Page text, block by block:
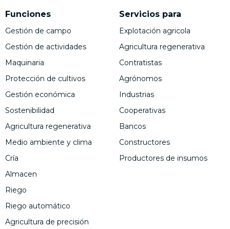
Funciones
Gestión de campo
Gestión de actividades
Maquinaria
Protección de cultivos
Gestión económica
Sostenibilidad
Agricultura regenerativa
Medio ambiente y clima
Cría
Almacen
Riego
Riego automático
Agricultura de precisión
Servicios para
Explotación agricola
Agricultura regenerativa
Contratistas
Agrónomos
Industrias
Cooperativas
Bancos
Constructores
Productores de insumos